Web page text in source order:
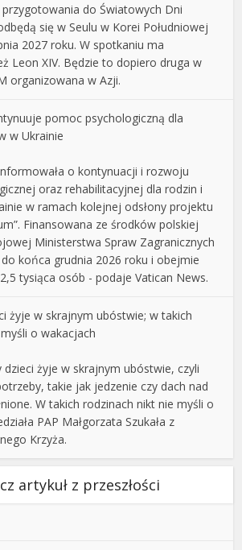
przygotowania do Światowych Dni
się w Seulu w Korei Południowej
2027 roku. W spotkaniu ma
Leon XIV. Będzie to dopiero druga w
organizowana w Azji.
pomoc psychologiczną dla
w Ukrainie
o kontynuacji i rozwoju
oraz rehabilitacyjnej dla rodzin i
w ramach kolejnej odsłony projektu
Finansowana ze środków polskiej
Ministerstwa Spraw Zagranicznych
końca grudnia 2026 roku i obejmie
tysiąca osób - podaje Vatican News.
żyje w skrajnym ubóstwie; w takich
o wakacjach
dzieci żyje w skrajnym ubóstwie, czyli
takie jak jedzenie czy dach nad
W takich rodzinach nikt nie myśli o
PAP Małgorzata Szukała z
Krzyża.
artykuł z przeszłości